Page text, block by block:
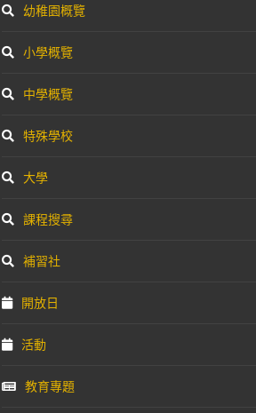
幼稚園概覽
小學概覽
中學概覽
特殊學校
大學
課程搜尋
補習社
開放日
活動
教育專題